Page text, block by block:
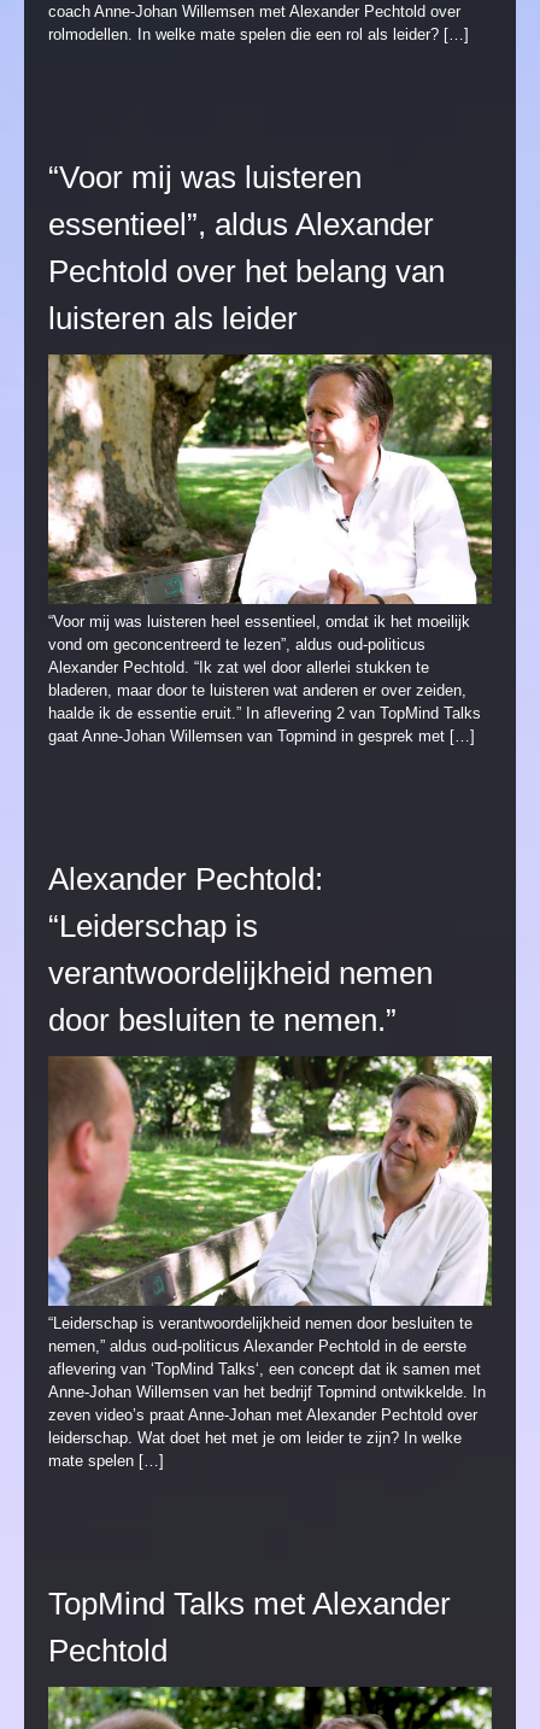
coach Anne-Johan Willemsen met Alexander Pechtold over
rolmodellen. In welke mate spelen die een rol als leider? […]
“Voor mij was luisteren
essentieel”, aldus Alexander
Pechtold over het belang van
luisteren als leider
“Voor mij was luisteren heel essentieel, omdat ik het moeilijk
vond om geconcentreerd te lezen”, aldus oud-politicus
Alexander Pechtold. “Ik zat wel door allerlei stukken te
bladeren, maar door te luisteren wat anderen er over zeiden,
haalde ik de essentie eruit.” In aflevering 2 van TopMind Talks
gaat Anne-Johan Willemsen van Topmind in gesprek met […]
Alexander Pechtold:
“Leiderschap is
verantwoordelijkheid nemen
door besluiten te nemen.”
“Leiderschap is verantwoordelijkheid nemen door besluiten te
nemen,” aldus oud-politicus Alexander Pechtold in de eerste
aflevering van ‘TopMind Talks‘, een concept dat ik samen met
Anne-Johan Willemsen van het bedrijf Topmind ontwikkelde. In
zeven video’s praat Anne-Johan met Alexander Pechtold over
leiderschap. Wat doet het met je om leider te zijn? In welke
mate spelen […]
TopMind Talks met Alexander
Pechtold